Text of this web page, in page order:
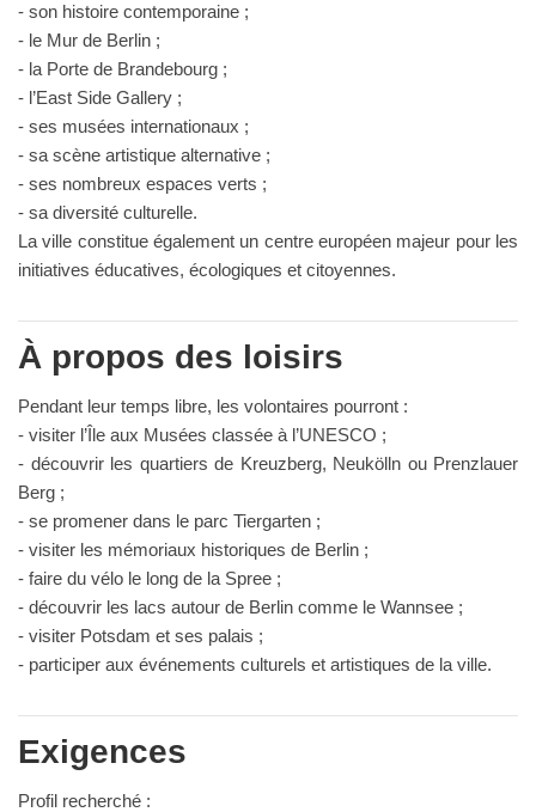
- son histoire contemporaine ;
- le Mur de Berlin ;
- la Porte de Brandebourg ;
- l’East Side Gallery ;
- ses musées internationaux ;
- sa scène artistique alternative ;
- ses nombreux espaces verts ;
- sa diversité culturelle.
La ville constitue également un centre européen majeur pour les
initiatives éducatives, écologiques et citoyennes.
À propos des loisirs
Pendant leur temps libre, les volontaires pourront :
- visiter l’Île aux Musées classée à l’UNESCO ;
- découvrir les quartiers de Kreuzberg, Neukölln ou Prenzlauer
Berg ;
- se promener dans le parc Tiergarten ;
- visiter les mémoriaux historiques de Berlin ;
- faire du vélo le long de la Spree ;
- découvrir les lacs autour de Berlin comme le Wannsee ;
- visiter Potsdam et ses palais ;
- participer aux événements culturels et artistiques de la ville.
Exigences
Profil recherché :